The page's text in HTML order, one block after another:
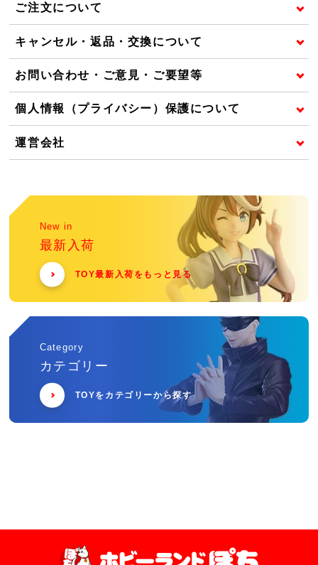
ご注文について
キャンセル・返品・交換について
お問い合わせ・ご意見・ご要望等
個人情報（プライバシー）保護について
運営会社
New in
最新入荷
TOY最新入荷をもっと見る
Category
カテゴリー
TOYをカテゴリーから探す